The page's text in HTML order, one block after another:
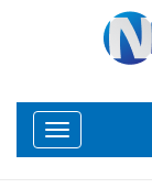
Toggle
navigation